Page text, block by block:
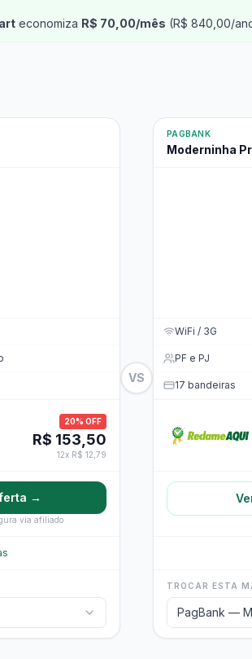
economiza R$ 70,00/mês (R$ 840,00/
20% OFF
R$ 153,50
12x R$ 12,79
→
via afiliado
VS
PAGBANK
Moderninha
WiFi / 3G
PF e PJ
17 bandeiras
TROCAR ESTA
PagBank —